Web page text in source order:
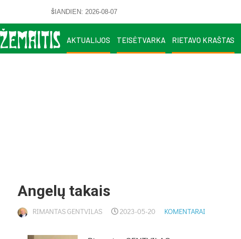
ŠIANDIEN: 2026-08-07
AKTUALIJOS TEISĖTVARKA RIETAVO KRAŠTAS
Angelų takais
RIMANTAS GENTVILAS 2023-05-20 KOMENTARAI